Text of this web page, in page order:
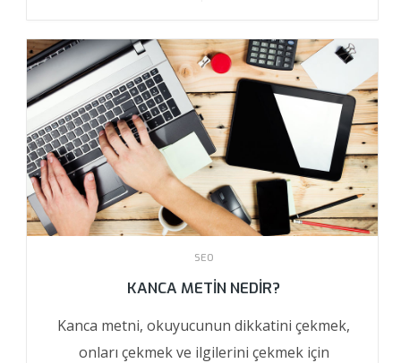
SEO
KANCA METIN NEDIR?
Kanca metni, okuyucunun dikkatini çekmek,
onları çekmek ve ilgilerini çekmek için